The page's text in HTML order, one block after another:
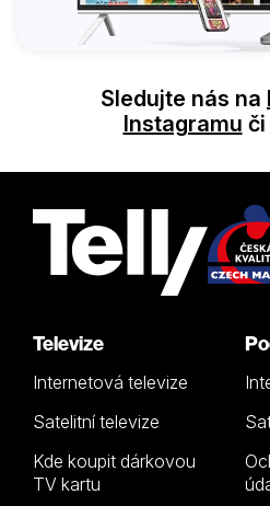
Sledujte nás na
Instagramu či
Televize
Internetová televize
Satelitní televize
Kde koupit dárkovou
TV kartu